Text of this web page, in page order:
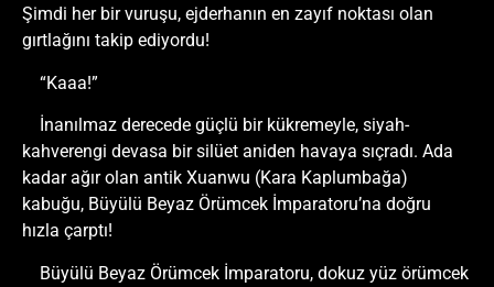
Şimdi her bir vuruşu, ejderhanın en zayıf noktası olan
gırtlağını takip ediyordu!
“Kaaa!”
İnanılmaz derecede güçlü bir kükremeyle, siyah-
kahverengi devasa bir silüet aniden havaya sıçradı. Ada
kadar ağır olan antik Xuanwu (Kara Kaplumbağa)
kabuğu, Büyülü Beyaz Örümcek İmparatoru’na doğru
hızla çarptı!
Büyülü Beyaz Örümcek İmparatoru, dokuz yüz örümcek